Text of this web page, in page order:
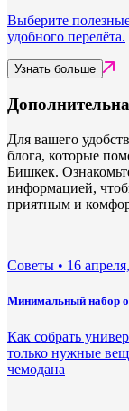
Выберите
удобного перелёта.
Узнать больше
Для вашего
блога, которые
Бишкек.
информацией,
приятным и
Советы • 16
Минимальный набор
Как собрать
только нужные
чемодана